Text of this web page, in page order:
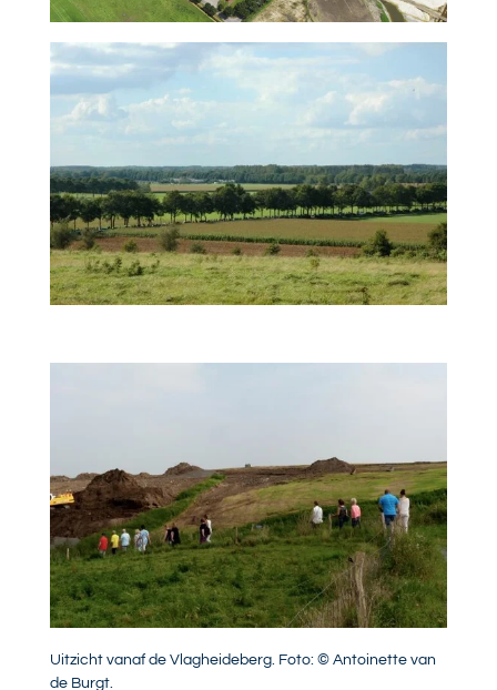
Uitzicht vanaf de Vlagheideberg. Foto: © Antoinette van
de Burgt.